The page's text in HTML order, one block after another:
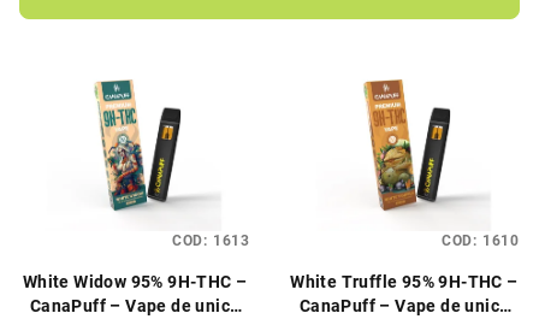
r
oWhite Widow 95% 9H‑THC –
CanaPuff – Vape de unică
COD: 1613
White Truffle 95% 9H‑THC –
CanaPuff – Vape de unică
COD: 1610